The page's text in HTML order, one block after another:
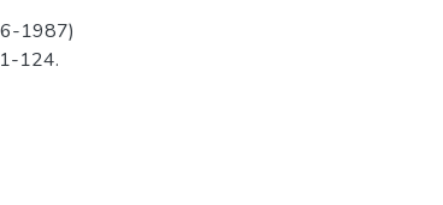
1987)
124.